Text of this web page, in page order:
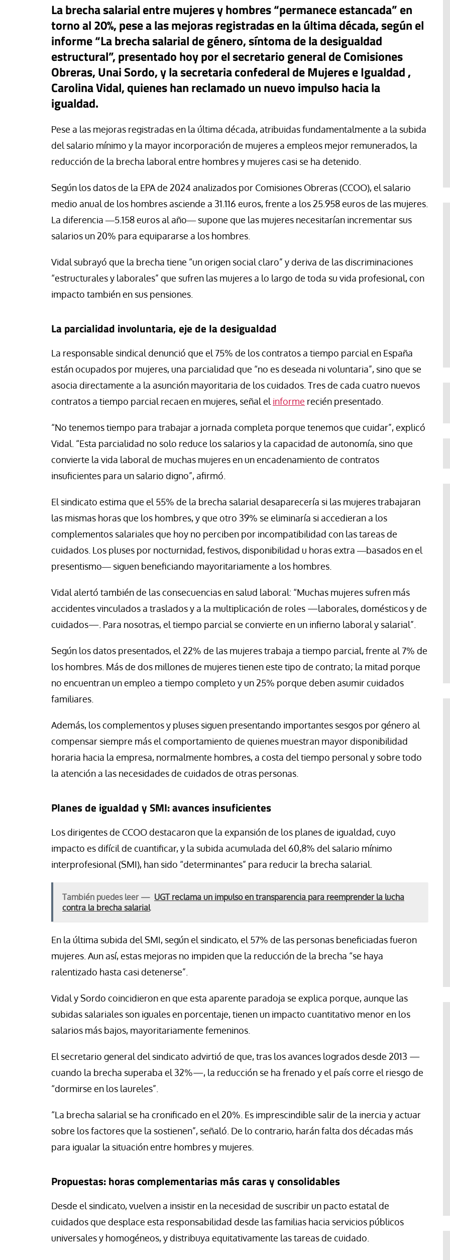
La brecha salarial entre mujeres y hombres “permanece estancada” en
torno al 20%, pese a las mejoras registradas en la última década, según el
informe “La brecha salarial de género, síntoma de la desigualdad
estructural”, presentado hoy por el secretario general de Comisiones
Obreras, Unai Sordo, y la secretaria confederal de Mujeres e Igualdad ,
Carolina Vidal, quienes han reclamado un nuevo impulso hacia la
igualdad.
Pese a las mejoras registradas en la última década, atribuidas fundamentalmente a la subida
del salario mínimo y la mayor incorporación de mujeres a empleos mejor remunerados, la
reducción de la brecha laboral entre hombres y mujeres casi se ha detenido.
Según los datos de la EPA de 2024 analizados por Comisiones Obreras (CCOO), el salario
medio anual de los hombres asciende a 31.116 euros, frente a los 25.958 euros de las mujeres.
La diferencia ―5.158 euros al año― supone que las mujeres necesitarían incrementar sus
salarios un 20% para equipararse a los hombres.
Vidal subrayó que la brecha tiene “un origen social claro” y deriva de las discriminaciones
“estructurales y laborales” que sufren las mujeres a lo largo de toda su vida profesional, con
impacto también en sus pensiones.
La parcialidad involuntaria, eje de la desigualdad
La responsable sindical denunció que el 75% de los contratos a tiempo parcial en España
están ocupados por mujeres, una parcialidad que “no es deseada ni voluntaria”, sino que se
asocia directamente a la asunción mayoritaria de los cuidados. Tres de cada cuatro nuevos
contratos a tiempo parcial recaen en mujeres, señal el informe recién presentado.
“No tenemos tiempo para trabajar a jornada completa porque tenemos que cuidar”, explicó
Vidal. “Esta parcialidad no solo reduce los salarios y la capacidad de autonomía, sino que
convierte la vida laboral de muchas mujeres en un encadenamiento de contratos
insuficientes para un salario digno”, afirmó.
El sindicato estima que el 55% de la brecha salarial desaparecería si las mujeres trabajaran
las mismas horas que los hombres, y que otro 39% se eliminaría si accedieran a los
complementos salariales que hoy no perciben por incompatibilidad con las tareas de
cuidados. Los pluses por nocturnidad, festivos, disponibilidad u horas extra ―basados en el
presentismo― siguen beneficiando mayoritariamente a los hombres.
Vidal alertó también de las consecuencias en salud laboral: “Muchas mujeres sufren más
accidentes vinculados a traslados y a la multiplicación de roles —laborales, domésticos y de
cuidados—. Para nosotras, el tiempo parcial se convierte en un infierno laboral y salarial”.
Según los datos presentados, el 22% de las mujeres trabaja a tiempo parcial, frente al 7% de
los hombres. Más de dos millones de mujeres tienen este tipo de contrato; la mitad porque
no encuentran un empleo a tiempo completo y un 25% porque deben asumir cuidados
familiares.
Además, los complementos y pluses siguen presentando importantes sesgos por género al
compensar siempre más el comportamiento de quienes muestran mayor disponibilidad
horaria hacia la empresa, normalmente hombres, a costa del tiempo personal y sobre todo
la atención a las necesidades de cuidados de otras personas.
Planes de igualdad y SMI: avances insuficientes
Los dirigentes de CCOO destacaron que la expansión de los planes de igualdad, cuyo
impacto es difícil de cuantificar, y la subida acumulada del 60,8% del salario mínimo
interprofesional (SMI), han sido “determinantes” para reducir la brecha salarial.
También puedes leer — UGT reclama un impulso en transparencia para reemprender la lucha
contra la brecha salarial
En la última subida del SMI, según el sindicato, el 57% de las personas beneficiadas fueron
mujeres. Aun así, estas mejoras no impiden que la reducción de la brecha “se haya
ralentizado hasta casi detenerse”.
Vidal y Sordo coincidieron en que esta aparente paradoja se explica porque, aunque las
subidas salariales son iguales en porcentaje, tienen un impacto cuantitativo menor en los
salarios más bajos, mayoritariamente femeninos.
El secretario general del sindicato advirtió de que, tras los avances logrados desde 2013 —
cuando la brecha superaba el 32%—, la reducción se ha frenado y el país corre el riesgo de
“dormirse en los laureles”.
“La brecha salarial se ha cronificado en el 20%. Es imprescindible salir de la inercia y actuar
sobre los factores que la sostienen”, señaló. De lo contrario, harán falta dos décadas más
para igualar la situación entre hombres y mujeres.
Propuestas: horas complementarias más caras y consolidables
Desde el sindicato, vuelven a insistir en la necesidad de suscribir un pacto estatal de
cuidados que desplace esta responsabilidad desde las familias hacia servicios públicos
universales y homogéneos, y distribuya equitativamente las tareas de cuidado.
de Migraciones pide una
urgente para más de
menores que permanecen
#EstáPasando
noviembre
#EstáPasando
“Aquí se está defendiendo la
resiste el desalojo de Spin Time